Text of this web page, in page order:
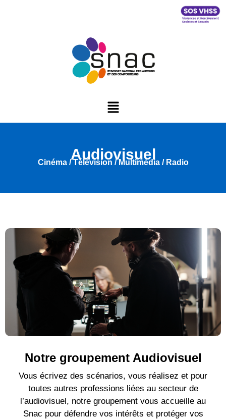
Audiovisuel
Cinéma / Télévision / Multimédia / Radio
Notre groupement Audiovisuel
Vous écrivez des scénarios, vous réalisez et pour
toutes autres professions liées au secteur de
l’audiovisuel, notre groupement vous accueille au
Snac pour défendre vos intérêts et protéger vos